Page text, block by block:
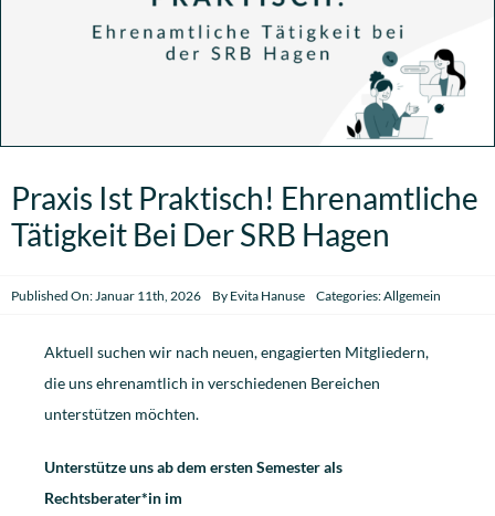
Mitmachen
Praxis Ist Praktisch! Ehrenamtliche
Tätigkeit Bei Der SRB Hagen
Published On: Januar 11th, 2026 By Evita Hanuse Categories:Allgemein
Aktuell suchen wir nach neuen, engagierten Mitgliedern,
die uns ehrenamtlich in verschiedenen Bereichen
unterstützen möchten.
Unterstütze uns ab dem ersten Semester als
Rechtsberater*in im